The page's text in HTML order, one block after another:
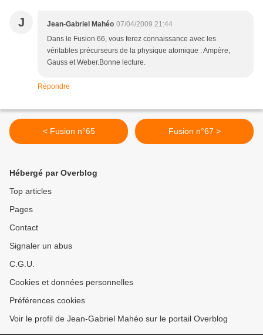
J Jean-Gabriel Mahéo 07/04/2009 21:44
Dans le Fusion 66, vous ferez connaissance avec les
véritables précurseurs de la physique atomique : Ampère,
Gauss et Weber.Bonne lecture.
Répondre
< Fusion n°65 Fusion n°67 >
Hébergé par Overblog
Top articles
Pages
Contact
Signaler un abus
C.G.U.
Cookies et données personnelles
Préférences cookies
Voir le profil de Jean-Gabriel Mahéo sur le portail Overblog